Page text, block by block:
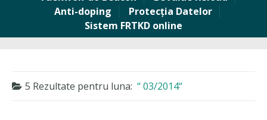
Anti-doping
Protecția Datelor
Sistem FRTKD online
5 Rezultate pentru luna: 03/2014